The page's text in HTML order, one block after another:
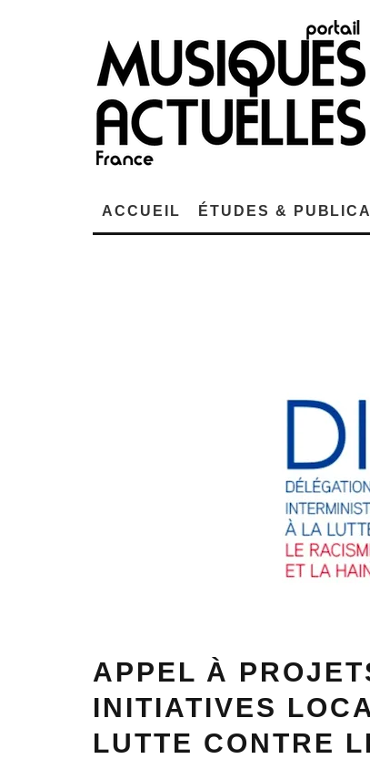
ACCUEIL ÉTUDES &
APPEL À
INITIATIVES
LUTTE CONTRE